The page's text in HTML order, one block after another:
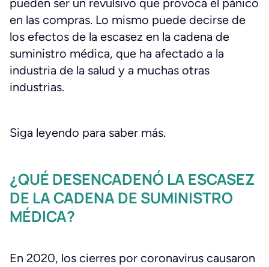
pueden ser un revulsivo que provoca el pánico
en las compras. Lo mismo puede decirse de
los efectos de la escasez en la cadena de
suministro médica, que ha afectado a la
industria de la salud y a muchas otras
industrias.
Siga leyendo para saber más.
¿QUÉ DESENCADENÓ LA ESCASEZ
DE LA CADENA DE SUMINISTRO
MÉDICA?
En 2020, los cierres por coronavirus causaron